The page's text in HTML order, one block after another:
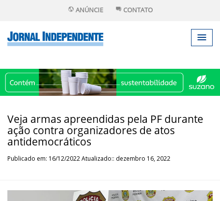
ANÚNCIE CONTATO
Veja armas apreendidas pela PF durante
ação contra organizadores de atos
antidemocráticos
Publicado em: 16/12/2022 Atualizado:: dezembro 16, 2022